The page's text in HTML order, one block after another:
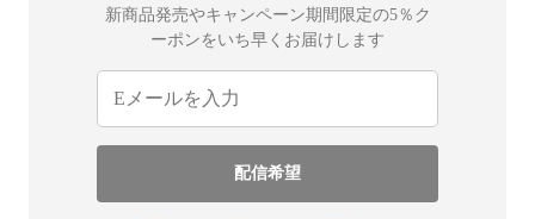
新商品発売やキャンペーン期間限定の5％ク
ーポンをいち早くお届けします